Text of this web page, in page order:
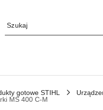
gotowe STIHL
MS 400 C-M